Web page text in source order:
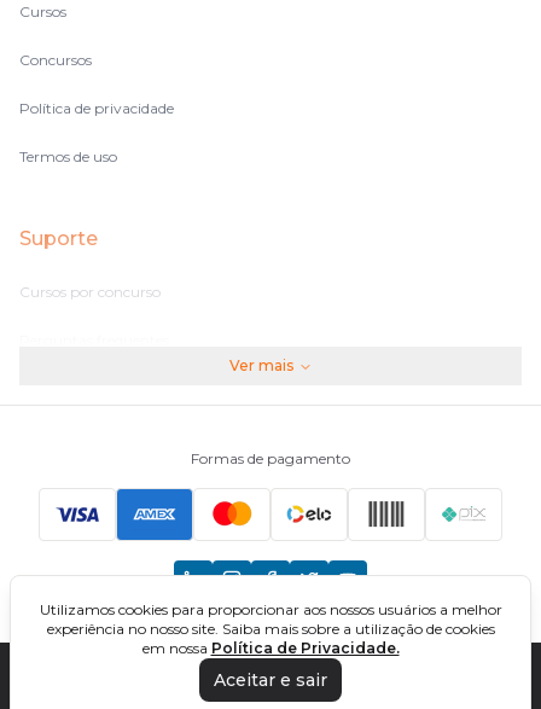
Cursos
Concursos
Política de privacidade
Termos de uso
Suporte
Cursos por concurso
Principais Concursos
CNU
TCU
Ver mais
Formas de pagamento
DIREÇÃO CONCURSOS - CURSOS ONLINE PARA CONCURSOS. TODOS OS
DIREITOS RESERVADOS. CNPJ: 32.161.525/0001-03
Utilizamos cookies para proporcionar aos nossos usuários a melhor
experiência no nosso site. Saiba mais sobre a utilização de cookies
em nossa Política de Privacidade.
Aceitar e sair